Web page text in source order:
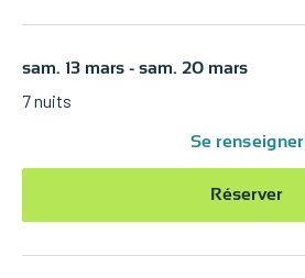
sam. 13 mars - sam. 20 mars
7 nuits
Se renseigner
Réserver